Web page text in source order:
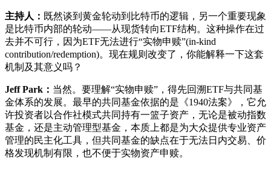
主持人： 既然谈到黄金轮动到比特币的逻辑，另一个重要现象
是比特币内部的轮动——从现货转向ETF结构。这种操作在过
去并不可行，因为ETF无法进行“实物申赎”(in-kind
contribution/redemption)。现在规则改变了，你能解释一下这套
机制及其意义吗？
Jeff Park： 当然。要理解“实物申赎”，得先回溯ETF与共同基
金体系的发展。最早的共同基金依据的是《1940法案》，它允
许投资者以合作社模式共同持有一篮子资产，无论是被动指数
基金，还是主动管理型基金，本质上都是为大众提供专业资产
管理的民主化工具，但共同基金的缺点在于无法日内交易、价
格发现机制有限，也不便于实物资产申赎。